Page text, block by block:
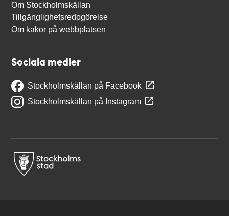
Om Stockholmskällan
Tillgänglighetsredogörelse
Om kakor på webbplatsen
Sociala medier
Stockholmskällan på Facebook
Stockholmskällan på Instagram